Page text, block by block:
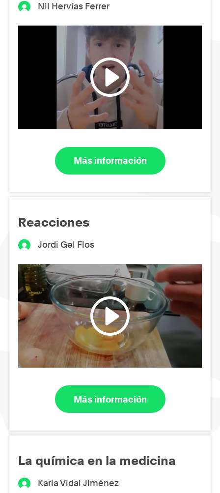
Nil Hervías Ferrer
Más información
Reacciones
Jordi Gel Flos
Más información
La química en la medicina
Karla Vidal Jiménez